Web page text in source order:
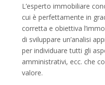
L’esperto immobiliare
cui è perfettamente in
corretta e obiettiva
di sviluppare un’analisi
per individuare tutti gli
amministrativi, ecc. che
valore.